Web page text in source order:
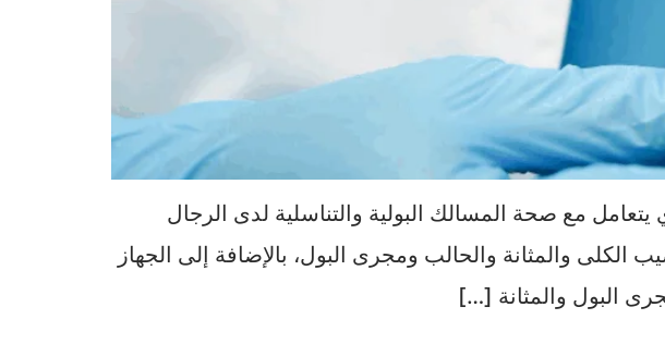
مع صحة المسالك البولية والتناسلية لدى الرجال
والمثانة والحالب ومجرى البول، بالإضافة إلى الجهاز
البول والمثانة […]